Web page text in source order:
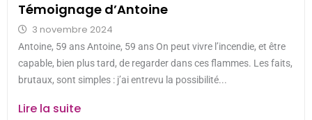
Témoignage d’Antoine
3 novembre 2024
Antoine, 59 ans Antoine, 59 ans On peut vivre l’incendie, et être
capable, bien plus tard, de regarder dans ces flammes. Les faits,
brutaux, sont simples : j’ai entrevu la possibilité...
Lire la suite